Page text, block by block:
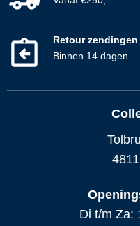
Retour zendingen
Binnen 14 dagen
Di t/m Za: